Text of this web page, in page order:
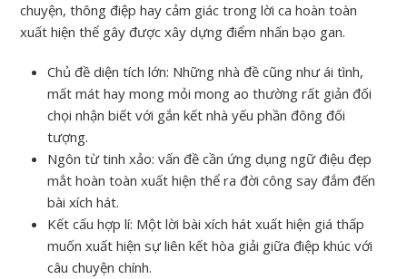
chuyện, thông điệp hay cảm giác trong lời ca hoàn toàn
xuất hiện thể gây được xây dựng điểm nhấn bạo gan.
Chủ đề diện tích lớn: Những nhà đề cũng như ái tình,
mất mát hay mong mỏi mong ao thường rất giản đối
chọi nhận biết với gắn kết nhà yếu phần đông đối
tượng.
Ngôn từ tinh xảo: vấn đề cần ứng dụng ngữ điệu đẹp
mắt hoàn toàn xuất hiện thể ra đời công say đắm đến
bài xích hát.
Kết cấu hợp lí: Một lời bài xích hát xuất hiện giá thấp
muốn xuất hiện sự liên kết hòa giải giữa điệp khúc với
câu chuyện chính.